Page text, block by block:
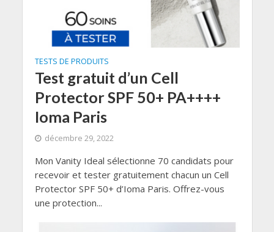
TESTS DE PRODUITS
Test gratuit d’un Cell
Protector SPF 50+ PA++++
Ioma Paris
décembre 29, 2022
Mon Vanity Ideal sélectionne 70 candidats pour
recevoir et tester gratuitement chacun un Cell
Protector SPF 50+ d’Ioma Paris. Offrez-vous
une protection...